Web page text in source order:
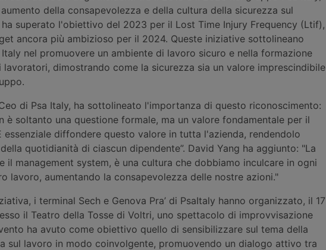
della consapevolezza e della cultura della sicurezza sul
superato l'obiettivo del 2023 per il Lost Time Injury Frequency (Ltif),
ancora più ambizioso per il 2024. Queste iniziative sottolineano
nel promuovere un ambiente di lavoro sicuro e nella formazione
lavoratori, dimostrando come la sicurezza sia un valore imprescindibile
di Psa Italy, ha sottolineato l'importanza di questo riconoscimento:
è soltanto una questione formale, ma un valore fondamentale per il
essenziale diffondere questo valore in tutta l'azienda, rendendolo
quotidianità di ciascun dipendente”. David Yang ha aggiunto: "La
il management system, è una cultura che dobbiamo inculcare in ogni
lavoro, aumentando la consapevolezza delle nostre azioni."
i terminal Sech e Genova Pra’ di PsaItaly hanno organizzato, il 17
il Teatro della Tosse di Voltri, uno spettacolo di improvvisazione
ha avuto come obiettivo quello di sensibilizzare sul tema della
sul lavoro in modo coinvolgente, promuovendo un dialogo attivo tra